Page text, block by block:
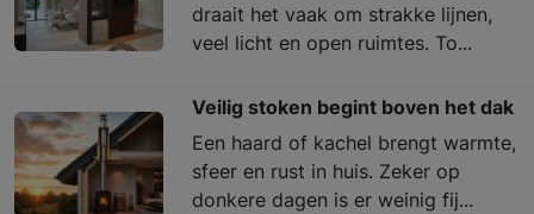
draait het vaak om strakke lijnen,
veel licht en open ruimtes. To...
Veilig stoken begint boven het dak
Een haard of kachel brengt warmte,
sfeer en rust in huis. Zeker op
donkere dagen is er weinig fij...